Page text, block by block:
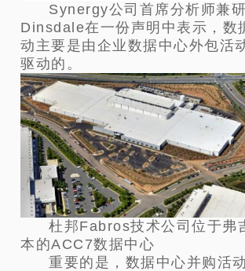
Synergy公司首席分析师兼
Dinsdale在一份声明中表示，数
动主要是由企业数据中心外包活
驱动的。
杜邦Fabros技术公司位于弗
本的ACC7数据中心
重要的是，数据中心并购活